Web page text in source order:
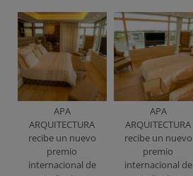
APA
ARQUITECTURA
recibe un nuevo
premio
internacional de
APA
ARQUITECTURA
recibe un nuevo
premio
internacional de